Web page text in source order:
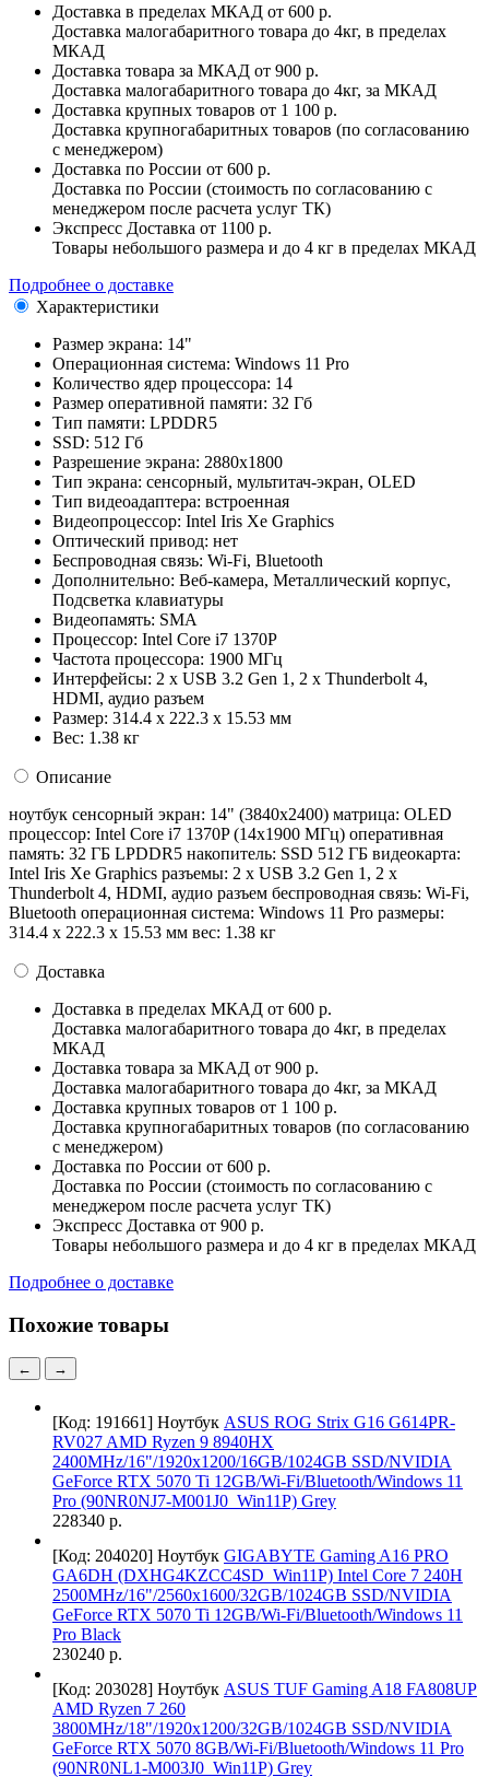
Доставка в пределах МКАД от 600 р.
Доставка малогабаритного товара до 4кг, в пределах
МКАД
Доставка товара за МКАД от 900 р.
Доставка малогабаритного товара до 4кг, за МКАД
Доставка крупных товаров от 1 100 р.
Доставка крупногабаритных товаров (по согласованию
с менеджером)
Доставка по России от 600 р.
Доставка по России (стоимость по согласованию с
менеджером после расчета услуг ТК)
Экспресс Доставка от 1100 р.
Товары небольшого размера и до 4 кг в пределах МКАД
Подробнее о доставке
Характеристики
Размер экрана: 14"
Операционная система: Windows 11 Pro
Количество ядер процессора: 14
Размер оперативной памяти: 32 Гб
Тип памяти: LPDDR5
SSD: 512 Гб
Разрешение экрана: 2880x1800
Тип экрана: сенсорный, мультитач-экран, OLED
Тип видеоадаптера: встроенная
Видеопроцессор: Intel Iris Xe Graphics
Оптический привод: нет
Беспроводная связь: Wi-Fi, Bluetooth
Дополнительно: Веб-камера, Металлический корпус,
Подсветка клавиатуры
Видеопамять: SMA
Процессор: Intel Core i7 1370P
Частота процессора: 1900 МГц
Интерфейсы: 2 x USB 3.2 Gen 1, 2 x Thunderbolt 4,
HDMI, аудио разъем
Размер: 314.4 x 222.3 x 15.53 мм
Вес: 1.38 кг
Описание
ноутбук сенсорный экран: 14" (3840x2400) матрица: OLED
процессор: Intel Core i7 1370P (14x1900 МГц) оперативная
память: 32 ГБ LPDDR5 накопитель: SSD 512 ГБ видеокарта:
Intel Iris Xe Graphics разъемы: 2 x USB 3.2 Gen 1, 2 x
Thunderbolt 4, HDMI, аудио разъем беспроводная связь: Wi-Fi,
Bluetooth операционная система: Windows 11 Pro pазмеры:
314.4 x 222.3 x 15.53 мм вес: 1.38 кг
Доставка
Доставка в пределах МКАД от 600 р.
Доставка малогабаритного товара до 4кг, в пределах
МКАД
Доставка товара за МКАД от 900 р.
Доставка малогабаритного товара до 4кг, за МКАД
Доставка крупных товаров от 1 100 р.
Доставка крупногабаритных товаров (по согласованию
с менеджером)
Доставка по России от 600 р.
Доставка по России (стоимость по согласованию с
менеджером после расчета услуг ТК)
Экспресс Доставка от 900 р.
Товары небольшого размера и до 4 кг в пределах МКАД
Подробнее о доставке
Похожие товары
← →
[Код: 191661] Ноутбук ASUS ROG Strix G16 G614PR-
RV027 AMD Ryzen 9 8940HX
2400MHz/16"/1920x1200/16GB/1024GB SSD/NVIDIA
GeForce RTX 5070 Ti 12GB/Wi-Fi/Bluetooth/Windows 11
Pro (90NR0NJ7-M001J0_Win11P) Grey
228340 р.
[Код: 204020] Ноутбук GIGABYTE Gaming A16 PRO
GA6DH (DXHG4KZCC4SD_Win11P) Intel Core 7 240H
2500MHz/16"/2560x1600/32GB/1024GB SSD/NVIDIA
GeForce RTX 5070 Ti 12GB/Wi-Fi/Bluetooth/Windows 11
Pro Black
230240 р.
[Код: 203028] Ноутбук ASUS TUF Gaming A18 FA808UP
AMD Ryzen 7 260
3800MHz/18"/1920x1200/32GB/1024GB SSD/NVIDIA
GeForce RTX 5070 8GB/Wi-Fi/Bluetooth/Windows 11 Pro
(90NR0NL1-M003J0_Win11P) Grey